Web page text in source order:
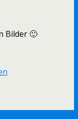
Bilder 🙂